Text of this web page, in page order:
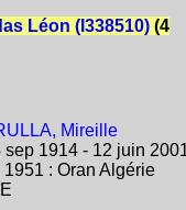
Léon (I338510)(4
Mireille
1914 - 12 juin
1951 : Oran Algérie